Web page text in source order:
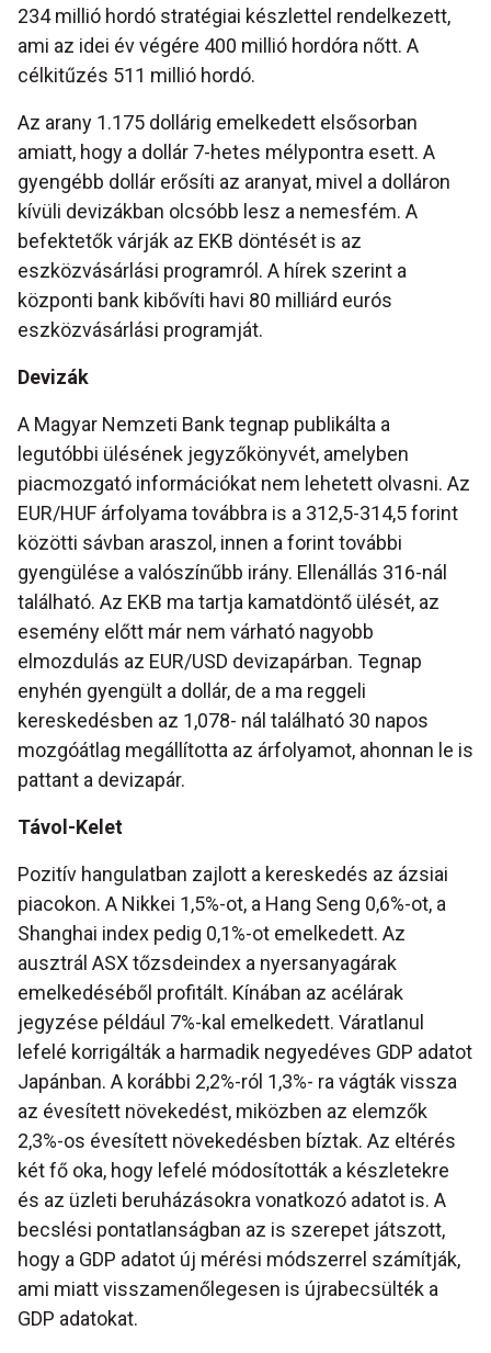
234 millió hordó stratégiai készlettel rendelkezett,
ami az idei év végére 400 millió hordóra nőtt. A
célkitűzés 511 millió hordó.
Az arany 1.175 dollárig emelkedett elsősorban
amiatt, hogy a dollár 7-hetes mélypontra esett. A
gyengébb dollár erősíti az aranyat, mivel a dolláron
kívüli devizákban olcsóbb lesz a nemesfém. A
befektetők várják az EKB döntését is az
eszközvásárlási programról. A hírek szerint a
központi bank kibővíti havi 80 milliárd eurós
eszközvásárlási programját.
Devizák
A Magyar Nemzeti Bank tegnap publikálta a
legutóbbi ülésének jegyzőkönyvét, amelyben
piacmozgató információkat nem lehetett olvasni. Az
EUR/HUF árfolyama továbbra is a 312,5-314,5 forint
közötti sávban araszol, innen a forint további
gyengülése a valószínűbb irány. Ellenállás 316-nál
található. Az EKB ma tartja kamatdöntő ülését, az
esemény előtt már nem várható nagyobb
elmozdulás az EUR/USD devizapárban. Tegnap
enyhén gyengült a dollár, de a ma reggeli
kereskedésben az 1,078- nál található 30 napos
mozgóátlag megállította az árfolyamot, ahonnan le is
pattant a devizapár.
Távol-Kelet
Pozitív hangulatban zajlott a kereskedés az ázsiai
piacokon. A Nikkei 1,5%-ot, a Hang Seng 0,6%-ot, a
Shanghai index pedig 0,1%-ot emelkedett. Az
ausztrál ASX tőzsdeindex a nyersanyagárak
emelkedéséből profitált. Kínában az acélárak
jegyzése például 7%-kal emelkedett. Váratlanul
lefelé korrigálták a harmadik negyedéves GDP adatot
Japánban. A korábbi 2,2%-ról 1,3%- ra vágták vissza
az évesített növekedést, miközben az elemzők
2,3%-os évesített növekedésben bíztak. Az eltérés
két fő oka, hogy lefelé módosították a készletekre
és az üzleti beruházásokra vonatkozó adatot is. A
becslési pontatlanságban az is szerepet játszott,
hogy a GDP adatot új mérési módszerrel számítják,
ami miatt visszamenőlegesen is újrabecsülték a
GDP adatokat.